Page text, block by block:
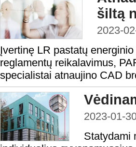
šiltą
2023-
Įvertinę LR pastatų
reglamentų reikalavimus,
specialistai atnaujino CAD
2023-01-
Statydami